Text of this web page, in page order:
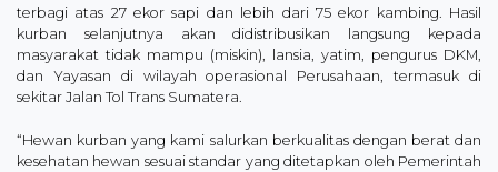
terbagi atas 27 ekor sapi dan lebih dari 75 ekor kambing. Hasil
kurban selanjutnya akan didistribusikan langsung kepada
masyarakat tidak mampu (miskin), lansia, yatim, pengurus DKM,
dan Yayasan di wilayah operasional Perusahaan, termasuk di
sekitar Jalan Tol Trans Sumatera.
“Hewan kurban yang kami salurkan berkualitas dengan berat dan
kesehatan hewan sesuai standar yang ditetapkan oleh Pemerintah